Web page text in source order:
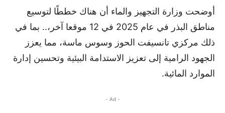
أوضحت وزارة التجهيز والماء أن هناك خططًا لتوسيع
مناطق البذر في عام 2025 في 12 موقعا آخر،.. بما في
ذلك مركزي تانسيفت الحوز وسوس ماسة، مما يعزز
الجهود الرامية إلى تعزيز الاستدامة البيئية وتحسين إدارة
الموارد المائية.
- Ad -